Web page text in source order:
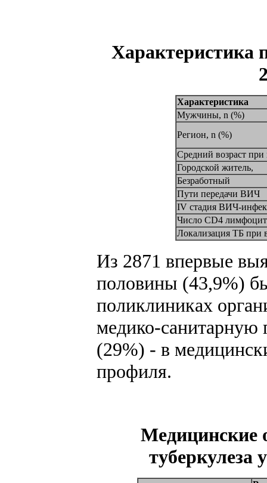
Характеристика
Характеристика
Мужчины, n (%)
Регион, n (%)
Средний возраст
Городской житель,
Безработный
Пути передачи ВИЧ
IV стадия ВИЧ-
Число CD4
Локализация ТБ при
Из 2871 впервые
половины (43,9%)
поликлиниках
медико-
(29%) - в
профиля.
Медицинские